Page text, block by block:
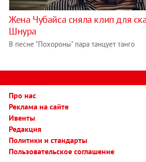
Жена Чубайса сняла клип для
Шнура
В песне "Похороны" пара танцует танго
Про нас
Реклама на сайте
Ивенты
Редакция
Политики и стандарты
Пользовательское соглашение